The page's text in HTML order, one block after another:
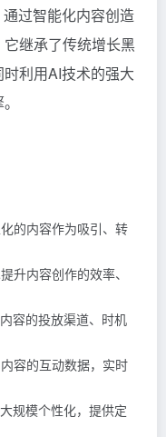
过智能化内容创造
继承了传统增长黑
利用AI技术的强大
的内容作为吸引、转
升内容创作的效率、
容的投放渠道、时机
容的互动数据，实时
规模个性化，提供定